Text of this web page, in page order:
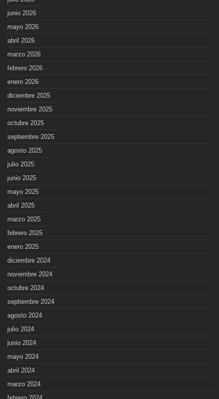
junio 2026
mayo 2026
abril 2026
marzo 2026
febrero 2026
enero 2026
diciembre 2025
noviembre 2025
octubre 2025
septiembre 2025
agosto 2025
julio 2025
junio 2025
mayo 2025
abril 2025
marzo 2025
febrero 2025
enero 2025
diciembre 2024
noviembre 2024
octubre 2024
septiembre 2024
agosto 2024
julio 2024
junio 2024
mayo 2024
abril 2024
marzo 2024